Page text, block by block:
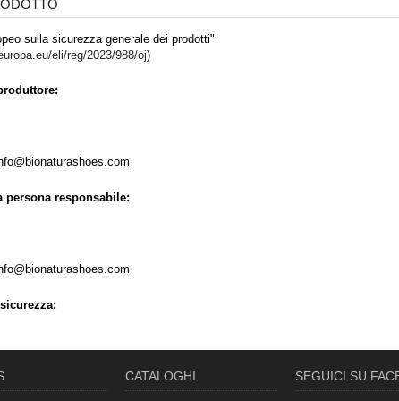
sulla sicurezza generale dei prodotti"
eli/reg/2023/988/oj)
persona responsabile:
CATALOGHI SEGUICI SU